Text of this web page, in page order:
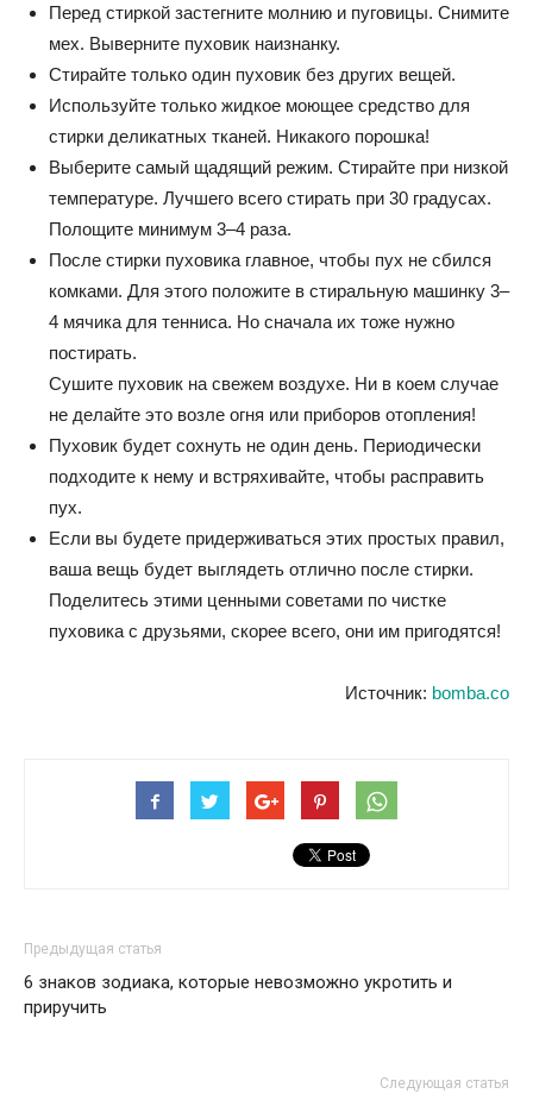
Перед стиркой застегните молнию и пуговицы. Снимите
мех. Выверните пуховик наизнанку.
Стирайте только один пуховик без других вещей.
Используйте только жидкое моющее средство для
стирки деликатных тканей. Никакого порошка!
Выберите самый щадящий режим. Стирайте при низкой
температуре. Лучшего всего стирать при 30 градусах.
Полощите минимум 3–4 раза.
После стирки пуховика главное, чтобы пух не сбился
комками. Для этого положите в стиральную машинку 3–
4 мячика для тенниса. Но сначала их тоже нужно
постирать.
Сушите пуховик на свежем воздухе. Ни в коем случае
не делайте это возле огня или приборов отопления!
Пуховик будет сохнуть не один день. Периодически
подходите к нему и встряхивайте, чтобы расправить
пух.
Если вы будете придерживаться этих простых правил,
ваша вещь будет выглядеть отлично после стирки.
Поделитесь этими ценными советами по чистке
пуховика с друзьями, скорее всего, они им пригодятся!
Источник: bomba.co
Предыдущая статья
6 знаков зодиака, которые невозможно укротить и
приручить
Следующая статья